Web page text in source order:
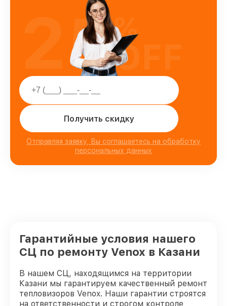
Получить скидку
Отправляя заявку, Вы соглашаетесь на обработку
персональных данных
25%
OFF
Гарантийные условия нашего
СЦ по ремонту Venox в Казани
В нашем СЦ, находящимся на территории
Казани мы гарантируем качественный ремонт
тепловизоров Venox. Наши гарантии строятся
на ответственности и строгом контроле